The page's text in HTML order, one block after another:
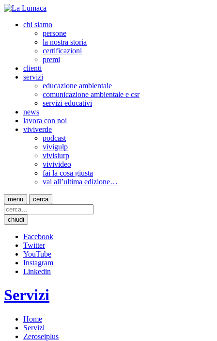
chi siamo
persone
la nostra storia
certificazioni
premi
clienti
servizi
educazione ambientale
comunicazione ambientale e csr
servizi educativi
news
lavora con noi
viviverde
podcast
vivigulp
vivislurp
vivivideo
fai la cosa giusta
vai all’ultima edizione…
menu cerca
chiudi
Facebook
Twitter
YouTube
Instagram
Linkedin
Servizi
Home
Servizi
Zeroseiplus